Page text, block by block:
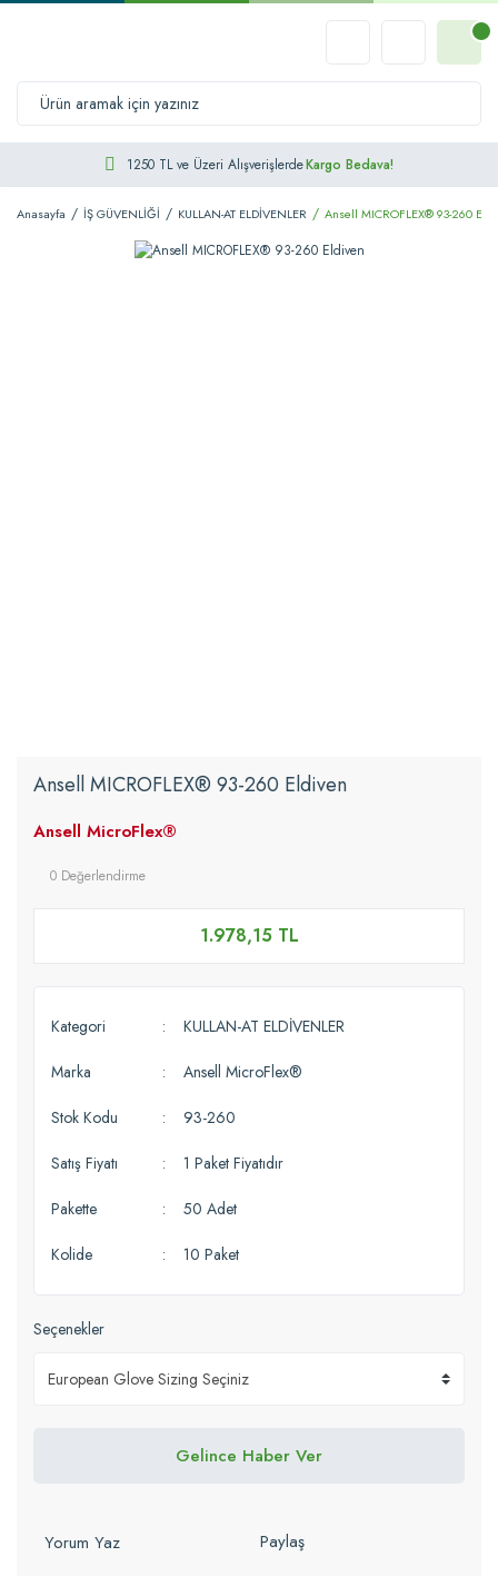
1250 TL ve Üzeri AlışverişlerdeKargo Bedava!
Anasayfa İŞ GÜVENLİĞİ KULLAN-AT ELDİVENLER Ansell MICROFLEX® 93-260
Ansell MICROFLEX® 93-260 Eldiven
Ansell MicroFlex®
0 Değerlendirme
1.978,15 TL
Kategori KULLAN-AT ELDİVENLER
Marka Ansell MicroFlex®
Stok Kodu 93-260
Satış Fiyatı 1 Paket Fiyatıdır
Pakette 50 Adet
Kolide 10 Paket
Seçenekler
Gelince Haber Ver
Yorum Yaz
Paylaş